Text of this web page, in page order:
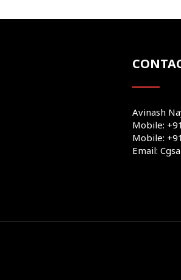
Avinash
Mobile:
Mobile:
Email: